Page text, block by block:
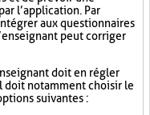
l’application. Par
aux questionnaires
peut corriger
doit en régler
doit notamment choisir le
suivantes :